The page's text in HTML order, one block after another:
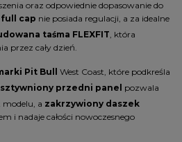
oraz odpowiednie dopasowanie do
cap nie posiada regulacji, a za idealne
taśma FLEXFIT , która
przez cały dzień.
Pit Bull West Coast, które podkreśla
przedni panel pozwala
modelu, a zakrzywiony daszek
i nadaje całości nowoczesnego